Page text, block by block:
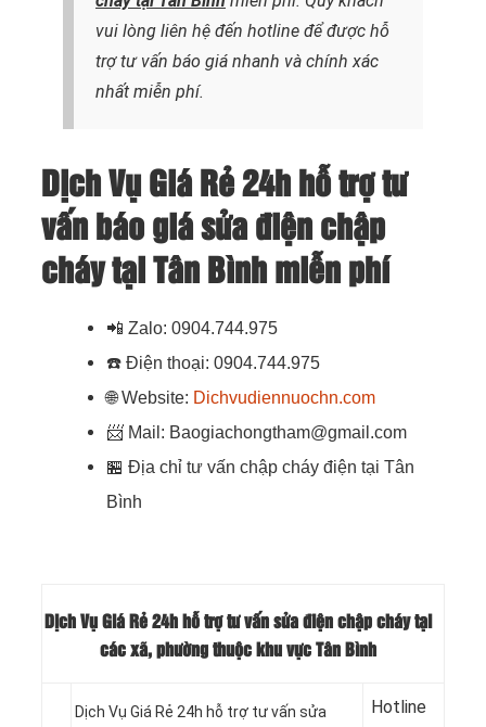
vui lòng liên hệ đến hotline để được hỗ
trợ tư vấn báo giá nhanh và chính xác
nhất miễn phí.
Dịch Vụ Giá Rẻ 24h hỗ trợ tư
vấn báo giá sửa điện chập
cháy tại Tân Bình miễn phí
📲 Zalo: 0904.744.975
☎️ Điện thoại: 0904.744.975
🌐Website: Dichvudiennuochn.com
📨 Mail: Baogiachongtham@gmail.com
🏪 Địa chỉ tư vấn chập cháy điện tại Tân
Bình
Dịch Vụ Giá Rẻ 24h hỗ trợ tư vấn sửa điện chập cháy tại
các xã, phường thuộc khu vực Tân Bình
Dịch Vụ Giá Rẻ 24h hỗ trợ tư vấn sửa
Hotline